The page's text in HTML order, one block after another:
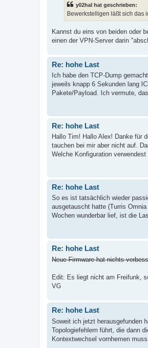
y02hal hat geschrieben:
Bewerkstelligen läßt sich das
Kannst du eins von beiden oder
einen der VPN-Server darin
Re: hohe Last
Ich habe den TCP-Dump
jeweils knapp 6 Sekunden lang
Pakete/Payload. Ich vermute,
Re: hohe Last
Hallo Tim! Hallo Alex! Danke für
tauchen bei mir aber nicht auf.
Welche Konfiguration
Re: hohe Last
So es ist tatsächlich wieder
ausgetauscht hatte (Turris
Wochen wunderbar lief, ist die
Re: hohe Last
Neue Firmware hat nichts
Edit: Es liegt nicht am Freifunk,
VG
Re: hohe Last
Soweit ich jetzt herausgefunden
Topologiefehlern führt, die dann
Kontextwechsel vornhemen